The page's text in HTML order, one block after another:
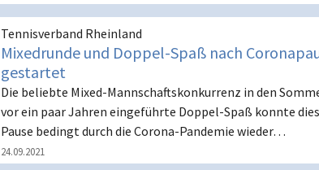
Tennisverband Rheinland
Mixedrunde und Doppel-Spaß nach
gestartet
Die beliebte Mixed-Mannschaftskonkurrenz in den
vor ein paar Jahren eingeführte Doppel-Spaß konnte
Pause bedingt durch die Corona-Pandemie wieder…
24.09.2021